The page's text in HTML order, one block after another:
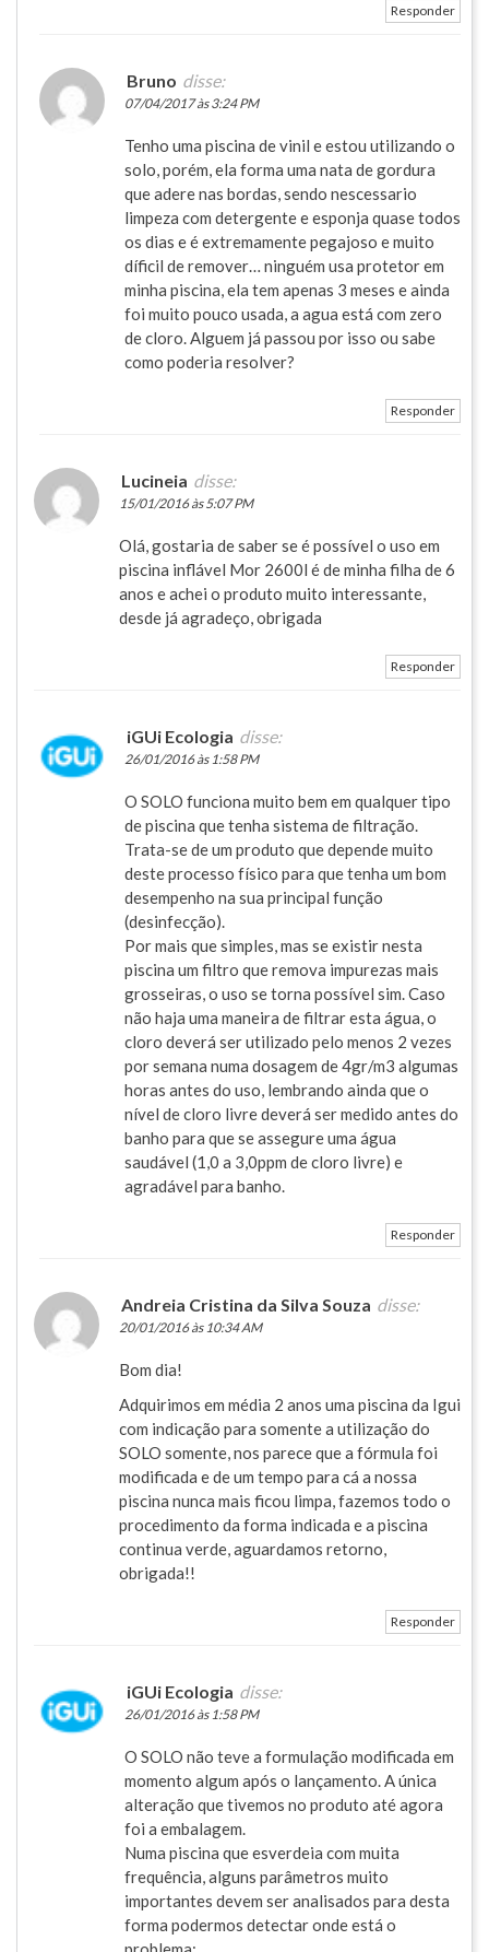
Responder
Bruno disse:
07/04/2017 às 3:24 PM
Tenho uma piscina de vinil e estou utilizando o
solo, porém, ela forma uma nata de gordura
que adere nas bordas, sendo nescessario
limpeza com detergente e esponja quase todos
os dias e é extremamente pegajoso e muito
díficil de remover… ninguém usa protetor em
minha piscina, ela tem apenas 3 meses e ainda
foi muito pouco usada, a agua está com zero
de cloro. Alguem já passou por isso ou sabe
como poderia resolver?
Responder
Lucineia disse:
15/01/2016 às 5:07 PM
Olá, gostaria de saber se é possível o uso em
piscina inflável Mor 2600l é de minha filha de 6
anos e achei o produto muito interessante,
desde já agradeço, obrigada
Responder
iGUi Ecologia disse:
26/01/2016 às 1:58 PM
O SOLO funciona muito bem em qualquer tipo
de piscina que tenha sistema de filtração.
Trata-se de um produto que depende muito
deste processo físico para que tenha um bom
desempenho na sua principal função
(desinfecção).
Por mais que simples, mas se existir nesta
piscina um filtro que remova impurezas mais
grosseiras, o uso se torna possível sim. Caso
não haja uma maneira de filtrar esta água, o
cloro deverá ser utilizado pelo menos 2 vezes
por semana numa dosagem de 4gr/m3 algumas
horas antes do uso, lembrando ainda que o
nível de cloro livre deverá ser medido antes do
banho para que se assegure uma água
saudável (1,0 a 3,0ppm de cloro livre) e
agradável para banho.
Responder
Andreia Cristina da Silva Souza disse:
20/01/2016 às 10:34 AM
Bom dia!
Adquirimos em média 2 anos uma piscina da Igui
com indicação para somente a utilização do
SOLO somente, nos parece que a fórmula foi
modificada e de um tempo para cá a nossa
piscina nunca mais ficou limpa, fazemos todo o
procedimento da forma indicada e a piscina
continua verde, aguardamos retorno,
obrigada!!
Responder
iGUi Ecologia disse:
26/01/2016 às 1:58 PM
O SOLO não teve a formulação modificada em
momento algum após o lançamento. A única
alteração que tivemos no produto até agora
foi a embalagem.
Numa piscina que esverdeia com muita
frequência, alguns parâmetros muito
importantes devem ser analisados para desta
forma podermos detectar onde está o